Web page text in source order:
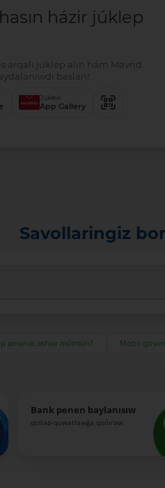
házir júklep
arqalı júklep alıń hám Mavrid
baslań!:
Júklew
App Gallery
Savollaringiz
amanat ashıw múmkin? Mobil
Bank penen baylanısıw
qollap-quwatlawǵa qońıraw